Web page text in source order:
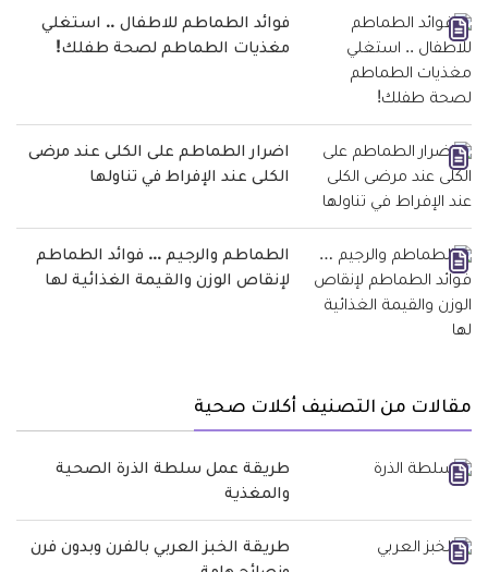
فوائد الطماطم للاطفال .. استغلي
مغذيات الطماطم لصحة طفلك!
اضرار الطماطم على الكلى عند مرضى
الكلى عند الإفراط في تناولها
الطماطم والرجيم … فوائد الطماطم
لإنقاص الوزن والقيمة الغذائية لها
مقالات من التصنيف أكلات صحية
طريقة عمل سلطة الذرة الصحية
والمغذية
طريقة الخبز العربي بالفرن وبدون فرن